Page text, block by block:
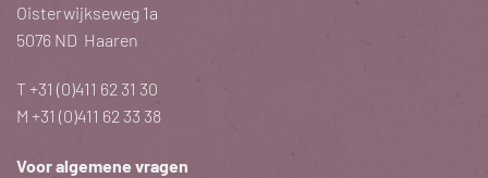
Oisterwijkseweg 1a
5076 ND Haaren
T+31 (0)411 62 31 30
M +31 (0)411 62 33 38
Voor algemene vragen